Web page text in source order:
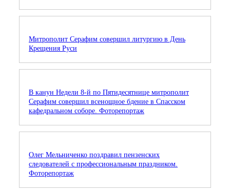
Митрополит Серафим совершил литургию в День
Крещения Руси
В канун Недели 8-й по Пятидесятнице митрополит
Серафим совершил всенощное бдение в Спасском
кафедральном соборе. Фоторепортаж
Олег Мельниченко поздравил пензенских
следователей с профессиональным праздником.
Фоторепортаж